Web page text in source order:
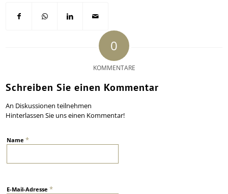
0
KOMMENTARE
Schreiben Sie einen Kommentar
An Diskussionen teilnehmen
Hinterlassen Sie uns einen Kommentar!
Name*
E-Mail-Adresse*